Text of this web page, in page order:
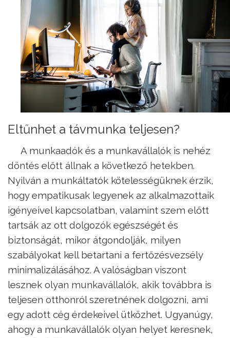
Eltűnhet a távmunka teljesen?
A munkaadók és a munkavállalók is nehéz
döntés előtt állnak a következő hetekben.
Nyilván a munkáltatók kötelességüknek érzik,
hogy empatikusak legyenek az alkalmazottaik
igényeivel kapcsolatban, valamint szem előtt
tartsák az ott dolgozók egészségét és
biztonságát, mikor átgondolják, milyen
szabályokat kell betartani a fertőzésvezsély
minimalizálásához. A valóságban viszont
lesznek olyan munkavállalók, akik továbbra is
teljesen otthonról szeretnének dolgozni, ami
egy adott cég érdekeivel ütközhet. Ugyanúgy,
ahogy a munkavállalók olyan helyet keresnek,